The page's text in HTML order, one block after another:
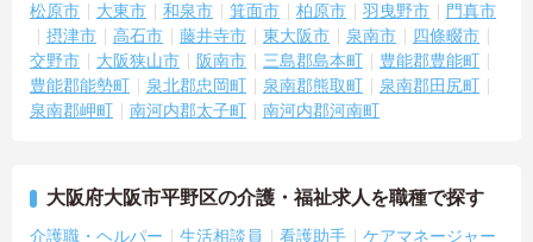
松原市
大東市 和泉市 箕面市 柏原市 羽曳野市
門真市
摂津市
高石市 藤井寺市 東大阪市 泉南市
四條畷市
交野市
大阪狭山市 阪南市 三島郡島本町
豊能郡豊能町
豊能郡能勢町
泉北郡忠岡町 泉南郡熊取町
泉南郡田尻町
泉南郡岬町
南河内郡太子町 南河内郡河南町
大阪府大阪市平野区の介護・福祉求人を職種で探す
介護職・ヘルパー 生活相談員 看護助手
ケアマネージャー